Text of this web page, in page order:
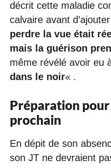
décrit cette maladie
calvaire avant
perdre la vue était
mais la guérison
même révélé avoir eu
dans le noir« .
Préparation
prochain
En dépit de son
son JT ne devraient